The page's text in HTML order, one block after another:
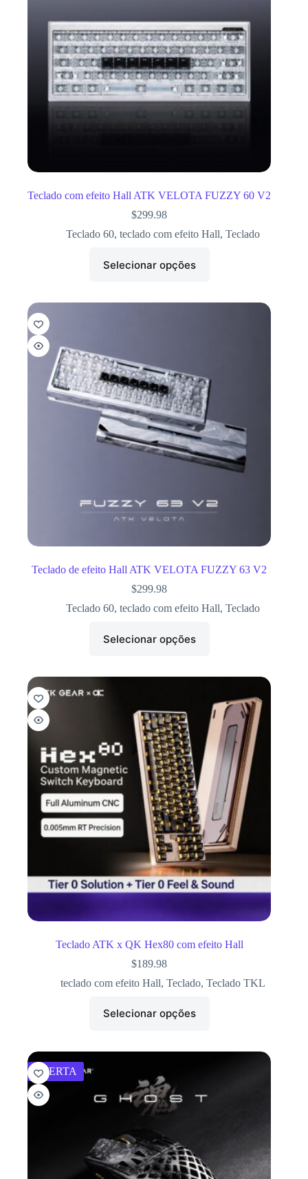
Teclado com efeito Hall ATK VELOTA FUZZY 60 V2
$299.98
Teclado 60,teclado com efeito Hall,Teclado
Selecionar opções
Teclado de efeito Hall ATK VELOTA FUZZY 63 V2
$299.98
Teclado 60,teclado com efeito Hall,Teclado
Selecionar opções
Teclado ATK x QK Hex80 com efeito Hall
$189.98
teclado com efeito Hall,Teclado,Teclado TKL
Selecionar opções
OFERTA